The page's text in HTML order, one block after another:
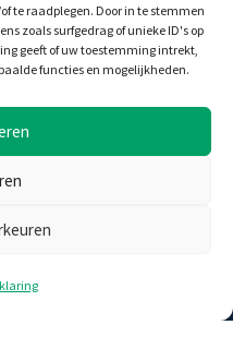
te raadplegen. Door in te stemmen
zoals surfgedrag of unieke ID's op
geeft of uw toestemming intrekt,
functies en mogelijkheden.
van wind- en
en op water, in